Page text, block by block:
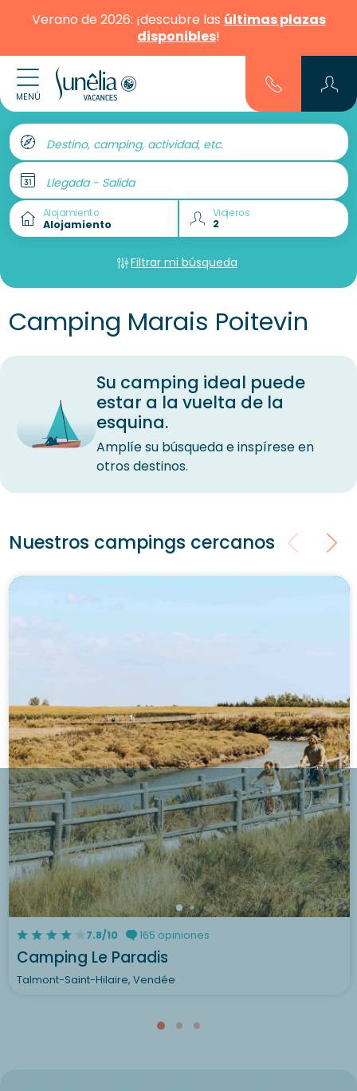
Verano de 2026: ¡descubre las últimas plazas
disponibles!
MENÚ
Destino, camping, actividad, etc.
Llegada - Salida
Alojamiento Viajeros
Filtrar mi búsqueda
Camping Marais Poitevin
Su camping ideal puede
estar a la vuelta de la
esquina.
Amplíe su búsqueda e inspírese en
otros destinos.
Nuestros campings cercanos
7.8/10 165 opiniones
Camping Le Paradis
Talmont-Saint-Hilaire, Vendée